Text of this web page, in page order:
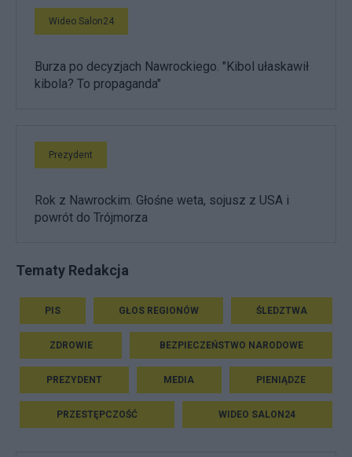
Wideo Salon24
Burza po decyzjach Nawrockiego. "Kibol ułaskawił
kibola? To propaganda"
Prezydent
Rok z Nawrockim. Głośne weta, sojusz z USA i
powrót do Trójmorza
Tematy Redakcja
PIS GŁOS REGIONÓW ŚLEDZTWA
ZDROWIE BEZPIECZEŃSTWO NARODOWE
PREZYDENT MEDIA PIENIĄDZE
PRZESTĘPCZOŚĆ WIDEO SALON24